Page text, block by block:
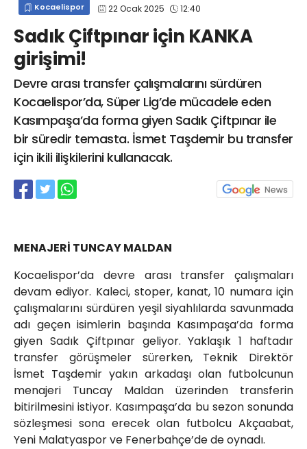
Kocaelispor 22 Ocak 2025 12:40
Sadık Çiftpınar için KANKA
girişimi!
Devre arası transfer çalışmalarını sürdüren
Kocaelispor’da, Süper Lig’de mücadele eden
Kasımpaşa’da forma giyen Sadık Çiftpınar ile
bir süredir temasta. İsmet Taşdemir bu transfer
için ikili ilişkilerini kullanacak.
MENAJERİ TUNCAY MALDAN
Kocaelispor’da devre arası transfer çalışmaları
devam ediyor. Kaleci, stoper, kanat, 10 numara için
çalışmalarını sürdüren yeşil siyahlılarda savunmada
adı geçen isimlerin başında Kasımpaşa’da forma
giyen Sadık Çiftpınar geliyor. Yaklaşık 1 haftadır
transfer görüşmeler sürerken, Teknik Direktör
İsmet Taşdemir yakın arkadaşı olan futbolcunun
menajeri Tuncay Maldan üzerinden transferin
bitirilmesini istiyor. Kasımpaşa’da bu sezon sonunda
sözleşmesi sona erecek olan futbolcu Akçaabat,
Yeni Malatyaspor ve Fenerbahçe’de de oynadı.
info@spor41.com